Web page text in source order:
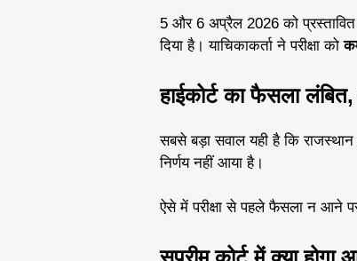
5 और 6 अप्रैल 2026 को प्रस्तावित
दिया है। याचिकाकर्ता ने परीक्षा को
हाईकोर्ट का फैसला
सबसे बड़ा सवाल यही है कि राजस्थान
निर्णय नहीं आया है।
ऐसे में परीक्षा से पहले फैसला न आने